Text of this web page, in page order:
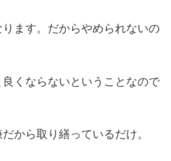
ます。だからやめられないの
くならないということなので
から取り繕っているだけ。